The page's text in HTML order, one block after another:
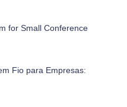
for Small Conference
Fio para Empresas: